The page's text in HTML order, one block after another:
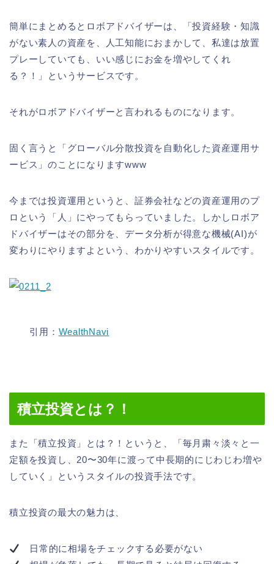
簡単にまとめるとロボアドバイザーは、「投資経験・知識
がない素人の資産を、人工知能におまかして、私達は放置
プレーしていても、いい感じにお金を増やしてくれ
る？！」というサービスです。
それがロボアドバイザーと言われるものになります。
固く言うと「グローバル分散投資を自動化した資産運用サ
ービス」のことになりますwww
今までは投資運用というと、証券会社などの資産運用のプ
ロという「人」にやってもらっていました。しかしロボア
ドバイザーはその部分を、データ分析が得意な機械(AI)が
変わりにやりますよという、わかりやすいスタイルです。
引用： WealthNavi
積立投資とは？！
また「積立投資」とは？！というと、「毎月粛々淡々と一
定額を投資し、20〜30年に渡って中長期的にじわじわ増や
していく」というスタイルの投資手法です。
積立投資の最大の魅力は、
日常的に相場をチェックする必要がない